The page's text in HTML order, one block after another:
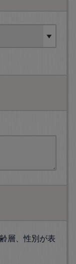
層、性別が表